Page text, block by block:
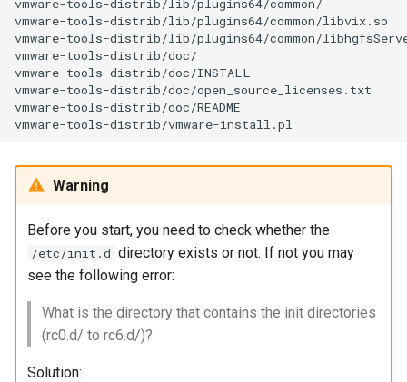
vmware-tools-distrib/lib/plugins64/common/libvix.so
vmware-tools-distrib/lib/plugins64/common/
vmware-tools-distrib/doc/
vmware-tools-distrib/doc/INSTALL
vmware-tools-distrib/doc/open_source_licenses.txt
vmware-tools-distrib/doc/README
Warning
Before you start, you need to check whether the
/etc/init.d directory exists or not. If not you may
see the following error:
What is the directory that contains the init directories
(rc0.d/ to rc6.d/)?
Solution: